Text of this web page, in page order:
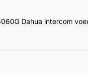
Dahua intercom